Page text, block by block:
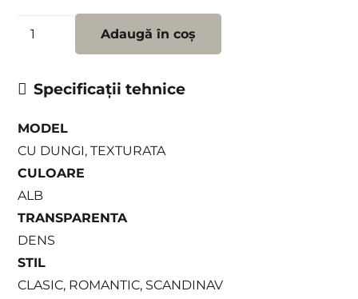
06
Adaugă în coș
Specificații tehnice
MODEL
CU DUNGI, TEXTURATA
CULOARE
ALB
TRANSPARENTA
DENS
STIL
CLASIC, ROMANTIC, SCANDINAV